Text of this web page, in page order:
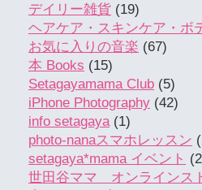
デイリー雑貨 (19)
ヘアケア・スキンケア・ボ
お気に入りの音楽 (67)
本 Books (15)
Setagayamama Club (5)
iPhone Photography (42)
info setagaya(1)
photo-nanaスマホレッスン
setagaya*mama イベント
世田谷ママ オンラインス